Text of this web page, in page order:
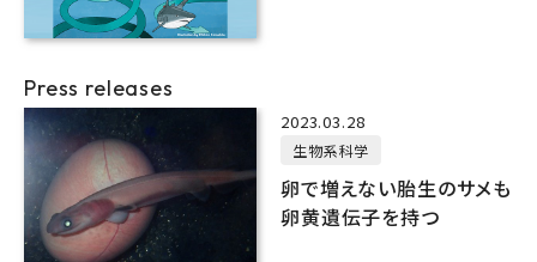
Press releases
2023.03.28
生物系科学
卵で増えない胎生のサメも
卵黄遺伝子を持つ